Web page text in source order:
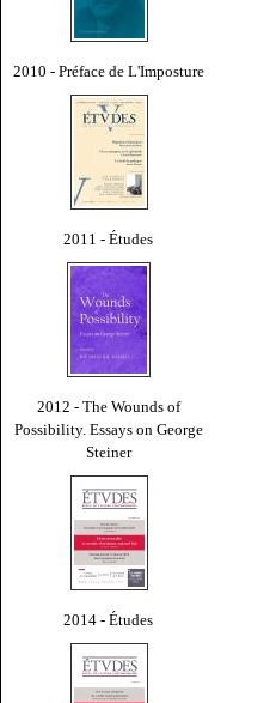
2010 - Préface de L'Imposture
2011 - Études
2012 - The Wounds of
Possibility. Essays on George
Steiner
2014 - Études